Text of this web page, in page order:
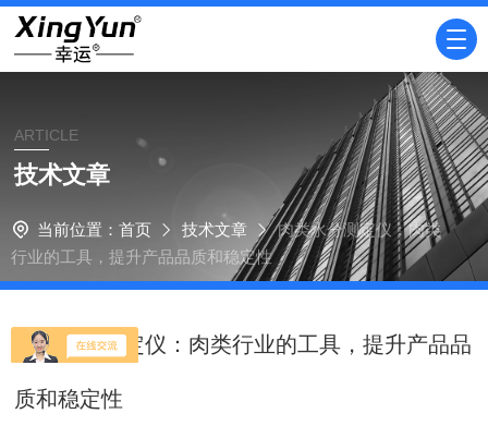
ARTICLE
技术文章
当前位置： 首页 技术文章
肉类水分测定仪：肉类
行业的工具，提升产品品质和稳定性
肉类水分测定仪：肉类行业的工具，提升产品品
质和稳定性